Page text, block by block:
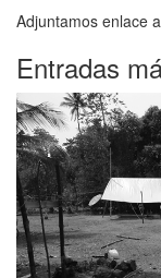
Adjuntamos enlace
Entradas